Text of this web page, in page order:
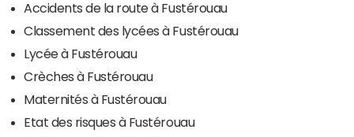
Accidents de la route à Fustérouau
Classement des lycées à Fustérouau
Lycée à Fustérouau
Crèches à Fustérouau
Maternités à Fustérouau
Etat des risques à Fustérouau